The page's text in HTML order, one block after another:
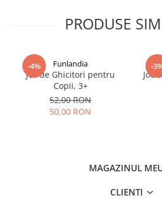
PRODUSE
-4% Funlandia
Joc de Ghicitori pentru
Copii, 3+
52,00 RON
50,00 RON
-
Joc
MAGAZINUL
CLIENTI